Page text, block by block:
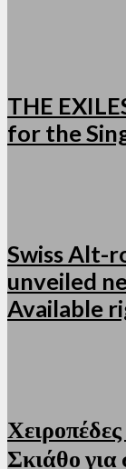
THE
for the
Swiss Alt-
unveiled
Available
Σκιάθο για